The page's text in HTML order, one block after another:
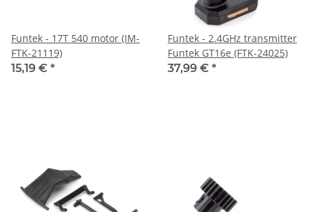
Funtek - 17T 540 motor (IM-
FTK-21119)
15,19 € *
Funtek - 2.4GHz transmitter
Funtek GT16e (FTK-24025)
37,99 € *